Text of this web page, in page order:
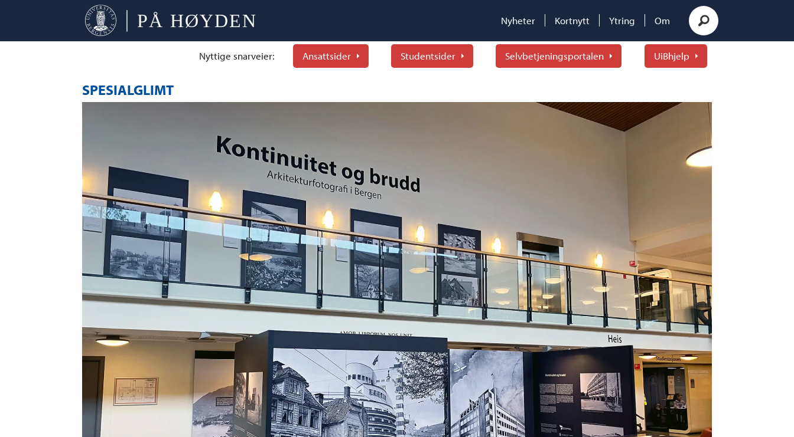
Nyheter Kortnytt Ytring Om
Nyttige snarveier: Ansattsider Studentsider Selvbetjeningsportalen UiBhjelp
SPESIALGLIMT